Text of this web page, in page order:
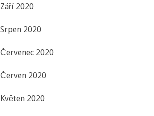
Září 2020
Srpen 2020
Červenec 2020
Červen 2020
Květen 2020